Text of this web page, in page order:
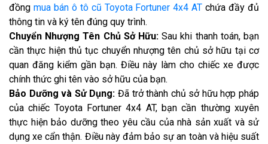
đồng mua bán ô tô cũ Toyota Fortuner 4x4 AT chứa đầy đủ
thông tin và ký tên đúng quy trình.
Chuyển Nhượng Tên Chủ Sở Hữu: Sau khi thanh toán, bạn
cần thực hiện thủ tục chuyển nhượng tên chủ sở hữu tại cơ
quan đăng kiểm gần bạn. Điều này làm cho chiếc xe được
chính thức ghi tên vào sở hữu của bạn.
Bảo Dưỡng và Sử Dụng: Đã trở thành chủ sở hữu hợp pháp
của chiếc Toyota Fortuner 4x4 AT, bạn cần thường xuyên
thực hiện bảo dưỡng theo yêu cầu của nhà sản xuất và sử
dụng xe cẩn thận. Điều này đảm bảo sự an toàn và hiệu suất